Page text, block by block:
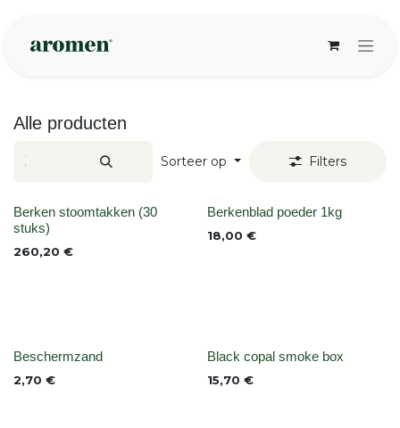
Alle producten
Sorteer op Filters
Niet op voorraad
Berken stoomtakken (30
stuks)
260,20 €
None
Berkenblad poeder 1kg
18,00 €
None
Beschermzand
2,70 € Niet op voorraad
Black copal smoke box
15,70 €